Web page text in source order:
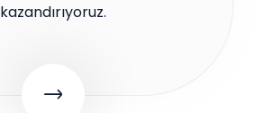
kazandırıyoruz.